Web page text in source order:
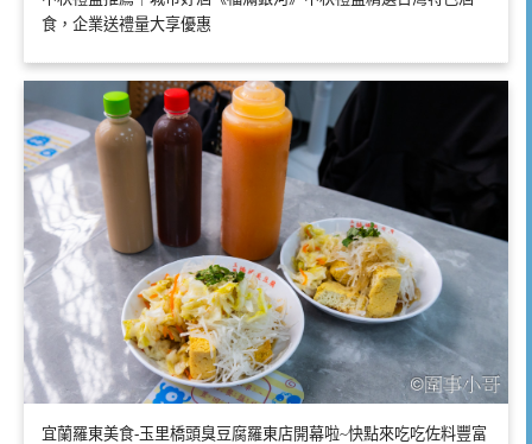
食，企業送禮量大享優惠
宜蘭羅東美食-玉里橋頭臭豆腐羅東店開幕啦~快點來吃吃佐料豐富